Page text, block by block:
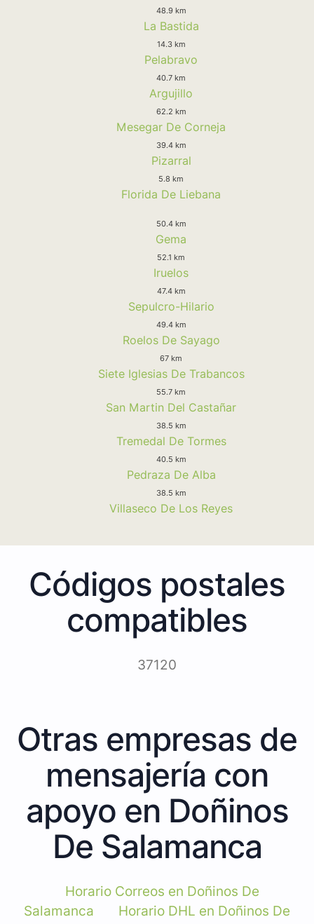
48.9 km
La Bastida
14.3 km
Pelabravo
40.7 km
Argujillo
62.2 km
Mesegar De Corneja
39.4 km
Pizarral
5.8 km
Florida De Liebana
50.4 km
Gema
52.1 km
Iruelos
47.4 km
Sepulcro-Hilario
49.4 km
Roelos De Sayago
67 km
Siete Iglesias De Trabancos
55.7 km
San Martin Del Castañar
38.5 km
Tremedal De Tormes
40.5 km
Pedraza De Alba
38.5 km
Villaseco De Los Reyes
Códigos postales
compatibles
37120
Otras empresas de
mensajería con
apoyo en Doñinos
De Salamanca
Horario Correos en Doñinos De
Salamanca
Horario DHL en Doñinos De